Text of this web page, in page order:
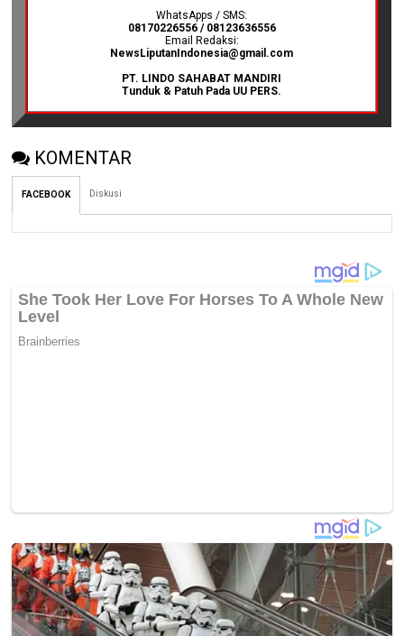
WhatsApps / SMS:
08170226556 / 08123636556
Email Redaksi:
NewsLiputanIndonesia@gmail.com
PT. LINDO SAHABAT MANDIRI
Tunduk & Patuh Pada UU PERS.
KOMENTAR
FACEBOOK Diskusi